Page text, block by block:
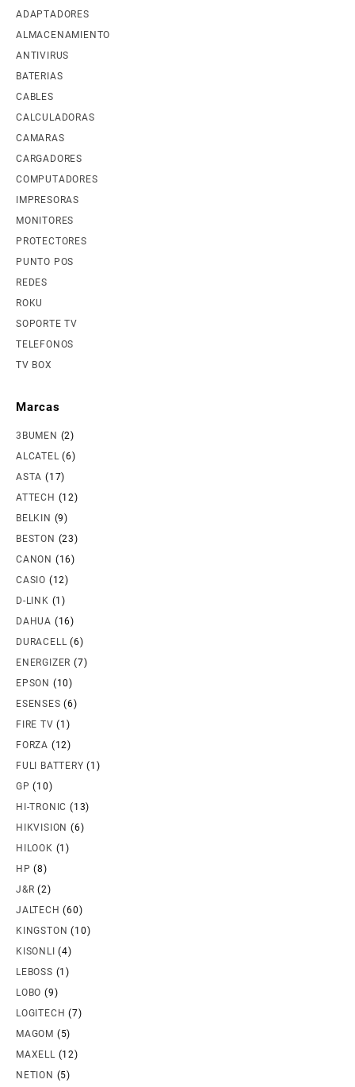
ADAPTADORES
ALMACENAMIENTO
ANTIVIRUS
BATERIAS
CABLES
CALCULADORAS
CAMARAS
CARGADORES
COMPUTADORES
IMPRESORAS
MONITORES
PROTECTORES
PUNTO POS
REDES
ROKU
SOPORTE TV
TELEFONOS
TV BOX
Marcas
3BUMEN (2)
ALCATEL (6)
ASTA (17)
ATTECH (12)
BELKIN (9)
BESTON (23)
CANON (16)
CASIO (12)
D-LINK (1)
DAHUA (16)
DURACELL (6)
ENERGIZER (7)
EPSON (10)
ESENSES (6)
FIRE TV (1)
FORZA (12)
FULI BATTERY (1)
GP (10)
HI-TRONIC (13)
HIKVISION (6)
HILOOK (1)
HP (8)
J&R (2)
JALTECH (60)
KINGSTON (10)
KISONLI (4)
LEBOSS (1)
LOBO (9)
LOGITECH (7)
MAGOM (5)
MAXELL (12)
NETION (5)